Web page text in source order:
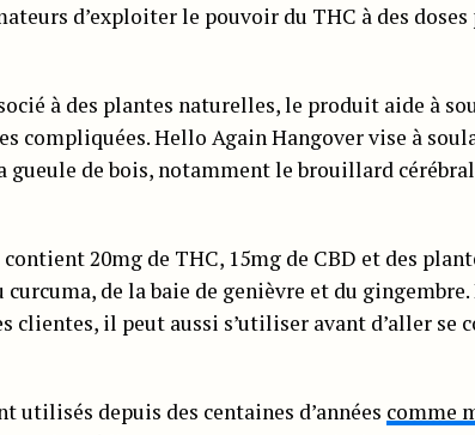
d’exploiter le pouvoir du THC à des doses
à des plantes naturelles, le produit aide à
compliquées. Hello Again Hangover vise à
gueule de bois, notamment le brouillard
20mg de THC, 15mg de CBD et des
curcuma, de la baie de genièvre et du gingembre.
clientes, il peut aussi s’utiliser avant d’aller se
utilisés depuis des centaines d’années comme